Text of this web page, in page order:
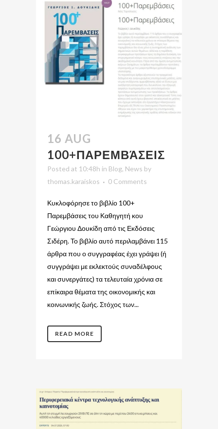
16 AUG
100+ΠΑΡΕΜΒΆΣΕΙΣ
Posted at 10:48h in Blog, News by
thomas.karaiskos
0 Comments
Κυκλοφόρησε το βιβλίο 100+
Παρεμβάσεις του Καθηγητή κου
Γεώργιου Δουκίδη από τις Εκδόσεις
Σιδέρη. Το βιβλίο αυτό περιλαμβάνει 115
άρθρα που ο συγγραφέας έχει γράψει (ή
συγγράψει με εκλεκτούς συναδέλφους
και συνεργάτες) τα τελευταία χρόνια σε
επίκαιρα θέματα της οικονομικής και
κοινωνικής ζωής. Στόχος των...
READ MORE